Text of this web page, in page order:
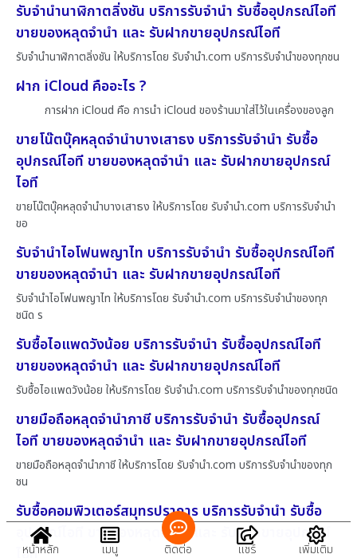
รับจำนำนาฬิกาตลิ่งชัน บริการรับจำนำ รับซื้ออุปกรณ์ไอที
ขายของหลุดจำนำ และ รับฝากขายอุปกรณ์ไอที
รับจำนำนาฬิกาตลิ่งชัน ให้บริการโดย รับจํานํา.com บริการรับจำนำของทุกชน
ฝาก iCloud คืออะไร ?
การฝาก iCloud คือ การนำ iCloud ของร้านมาใส่ไว้ในเครื่องของลูก
ขายโน๊ตบุ๊คหลุดจำนำบางเสาธง บริการรับจำนำ รับซื้อ
อุปกรณ์ไอที ขายของหลุดจำนำ และ รับฝากขายอุปกรณ์
ไอที
ขายโน๊ตบุ๊คหลุดจำนำบางเสาธง ให้บริการโดย รับจํานํา.com บริการรับจำนำ
ขอ
รับจำนำไอโฟนพญาไท บริการรับจำนำ รับซื้ออุปกรณ์ไอที
ขายของหลุดจำนำ และ รับฝากขายอุปกรณ์ไอที
รับจำนำไอโฟนพญาไท ให้บริการโดย รับจํานํา.com บริการรับจำนำของทุก
ชนิด ร
รับซื้อไอแพดวังน้อย บริการรับจำนำ รับซื้ออุปกรณ์ไอที
ขายของหลุดจำนำ และ รับฝากขายอุปกรณ์ไอที
รับซื้อไอแพดวังน้อย ให้บริการโดย รับจํานํา.com บริการรับจำนำของทุกชนิด
ขายมือถือหลุดจำนำภาชี บริการรับจำนำ รับซื้ออุปกรณ์
ไอที ขายของหลุดจำนำ และ รับฝากขายอุปกรณ์ไอที
ขายมือถือหลุดจำนำภาชี ให้บริการโดย รับจํานํา.com บริการรับจำนำของทุก
ชน
รับซื้อคอมพิวเตอร์สมุทรปราการ บริการรับจำนำ รับซื้อ
อุปกรณ์ไอที ขายของหลุดจำนำ และ รับฝากขายอุปกรณ์
หน้าหลัก เมนู ติดต่อ แชร์ เพิ่มเติม